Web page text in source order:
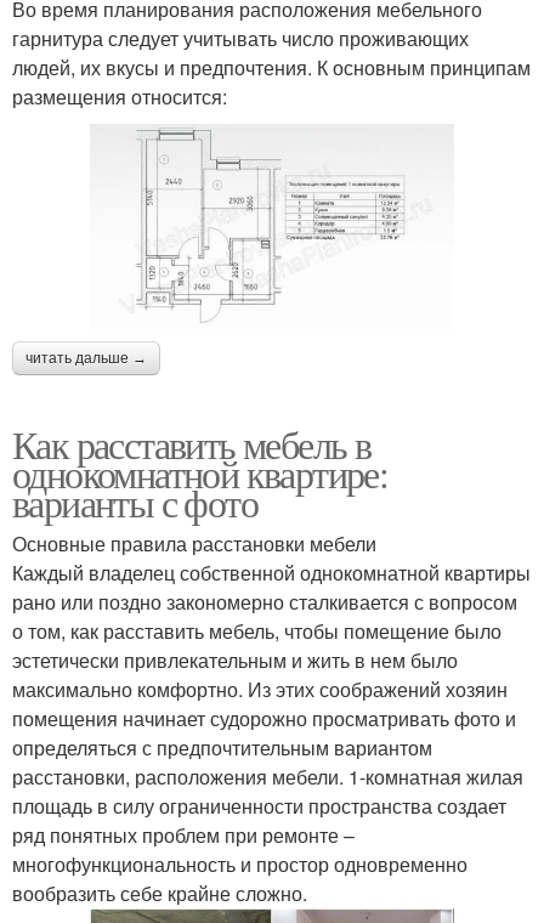
Во время планирования расположения мебельного
гарнитура следует учитывать число проживающих
людей, их вкусы и предпочтения. К основным принципам
размещения относится:
читать дальше →
Как расставить мебель в
однокомнатной квартире:
варианты с фото
Основные правила расстановки мебели
Каждый владелец собственной однокомнатной квартиры
рано или поздно закономерно сталкивается с вопросом
о том, как расставить мебель, чтобы помещение было
эстетически привлекательным и жить в нем было
максимально комфортно. Из этих соображений хозяин
помещения начинает судорожно просматривать фото и
определяться с предпочтительным вариантом
расстановки, расположения мебели. 1-комнатная жилая
площадь в силу ограниченности пространства создает
ряд понятных проблем при ремонте –
многофункциональность и простор одновременно
вообразить себе крайне сложно.